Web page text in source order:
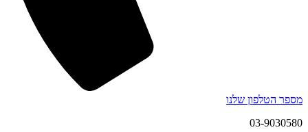
מספר הטלפון שלנו
03-9030580